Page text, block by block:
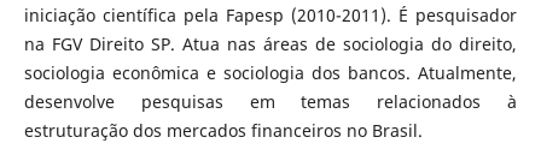
iniciação científica pela Fapesp (2010-2011). É pesquisador
na FGV Direito SP. Atua nas áreas de sociologia do direito,
sociologia econômica e sociologia dos bancos. Atualmente,
desenvolve pesquisas em temas relacionados à
estruturação dos mercados financeiros no Brasil.